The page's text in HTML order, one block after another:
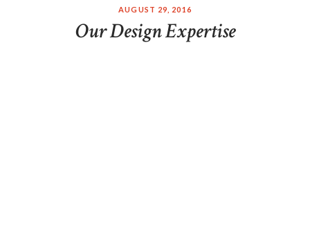
AUGUST 29, 2016
Our Design Expertise